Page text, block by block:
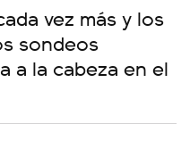
vez más y los
sondeos
a la cabeza en el